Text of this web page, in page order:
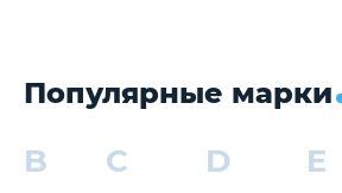
Популярные марки
B C D E